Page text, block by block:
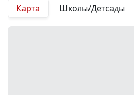
Карта Школы/Детсады